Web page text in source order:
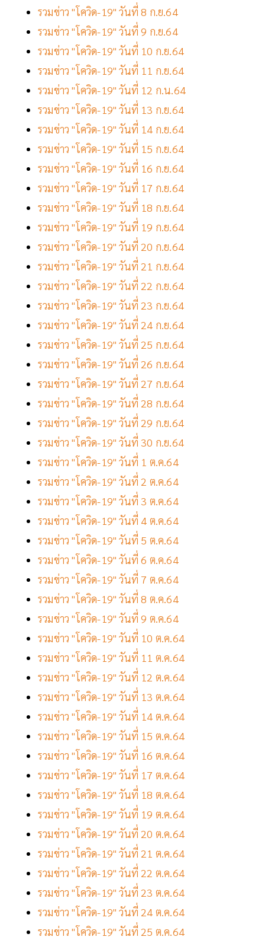
รวมข่าว "โควิด-19" วันที่ 8 ก.ย.64
รวมข่าว "โควิด-19" วันที่ 9 ก.ย.64
รวมข่าว "โควิด-19" วันที่ 10 ก.ย.64
รวมข่าว "โควิด-19" วันที่ 11 ก.ย.64
รวมข่าว "โควิด-19" วันที่ 12 ก.น.64
รวมข่าว "โควิด-19" วันที่ 13 ก.ย.64
รวมข่าว "โควิด-19" วันที่ 14 ก.ย.64
รวมข่าว "โควิด-19" วันที่ 15 ก.ย.64
รวมข่าว "โควิด-19" วันที่ 16 ก.ย.64
รวมข่าว "โควิด-19" วันที่ 17 ก.ย.64
รวมข่าว "โควิด-19" วันที่ 18 ก.ย.64
รวมข่าว "โควิด-19" วันที่ 19 ก.ย.64
รวมข่าว "โควิด-19" วันที่ 20 ก.ย.64
รวมข่าว "โควิด-19" วันที่ 21 ก.ย.64
รวมข่าว "โควิด-19" วันที่ 22 ก.ย.64
รวมข่าว "โควิด-19" วันที่ 23 ก.ย.64
รวมข่าว "โควิด-19" วันที่ 24 ก.ย.64
รวมข่าว "โควิด-19" วันที่ 25 ก.ย.64
รวมข่าว "โควิด-19" วันที่ 26 ก.ย.64
รวมข่าว "โควิด-19" วันที่ 27 ก.ย.64
รวมข่าว "โควิด-19" วันที่ 28 ก.ย.64
รวมข่าว "โควิด-19" วันที่ 29 ก.ย.64
รวมข่าว "โควิด-19" วันที่ 30 ก.ย.64
รวมข่าว "โควิด-19" วันที่ 1 ต.ค.64
รวมข่าว "โควิด-19" วันที่ 2 ต.ค.64
รวมข่าว "โควิด-19" วันที่ 3 ต.ค.64
รวมข่าว "โควิด-19" วันที่ 4 ต.ค.64
รวมข่าว "โควิด-19" วันที่ 5 ต.ค.64
รวมข่าว "โควิด-19" วันที่ 6 ต.ค.64
รวมข่าว "โควิด-19" วันที่ 7 ต.ค.64
รวมข่าว "โควิด-19" วันที่ 8 ต.ค.64
รวมข่าว "โควิด-19" วันที่ 9 ต.ค.64
รวมข่าว "โควิด-19" วันที่ 10 ต.ค.64
รวมข่าว "โควิด-19" วันที่ 11 ต.ค.64
รวมข่าว "โควิด-19" วันที่ 12 ต.ค.64
รวมข่าว "โควิด-19" วันที่ 13 ต.ค.64
รวมข่าว "โควิด-19" วันที่ 14 ต.ค.64
รวมข่าว "โควิด-19" วันที่ 15 ต.ค.64
รวมข่าว "โควิด-19" วันที่ 16 ต.ค.64
รวมข่าว "โควิด-19" วันที่ 17 ต.ค.64
รวมข่าว "โควิด-19" วันที่ 18 ต.ค.64
รวมข่าว "โควิด-19" วันที่ 19 ต.ค.64
รวมข่าว "โควิด-19" วันที่ 20 ต.ค.64
รวมข่าว "โควิด-19" วันที่ 21 ต.ค.64
รวมข่าว "โควิด-19" วันที่ 22 ต.ค.64
รวมข่าว "โควิด-19" วันที่ 23 ต.ค.64
รวมข่าว "โควิด-19" วันที่ 24 ต.ค.64
รวมข่าว "โควิด-19" วันที่ 25 ต.ค.64